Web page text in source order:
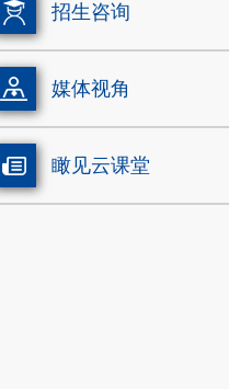
招生咨询
媒体视角
瞰见云课堂